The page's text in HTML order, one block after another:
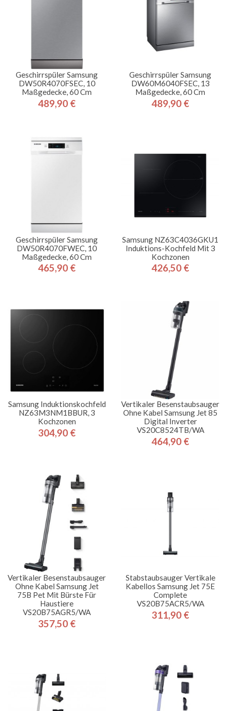
Geschirrspüler Samsung
DW50R4070FSEC, 10
Maßgedecke, 60 Cm
Preis
489,90 €
Geschirrspüler Samsung
DW60M6040FSEC, 13
Maßgedecke, 60 Cm
Preis
489,90 €
Geschirrspüler Samsung
DW50R4070FWEC, 10
Maßgedecke, 60 Cm
Preis
465,90 €
Samsung NZ63C4036GKU1
Induktions-Kochfeld Mit 3
Kochzonen
Preis
426,50 €
Samsung Induktionskochfeld
NZ63M3NM1BBUR, 3
Kochzonen
Preis
304,90 €
Vertikaler Besenstaubsauger
Ohne Kabel Samsung Jet 85
Digital Inverter
VS20C8524TB/WA
Preis
464,90 €
Vertikaler Besenstaubsauger
Ohne Kabel Samsung Jet
75B Pet Mit Bürste Für
Haustiere
VS20B75AGR5/WA
Preis
357,50 €
Stabstaubsauger Vertikale
Kabellos Samsung Jet 75E
Complete
VS20B75ACR5/WA
Preis
311,90 €